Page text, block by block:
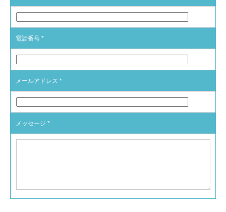
電話番号 *
メールアドレス *
メッセージ *